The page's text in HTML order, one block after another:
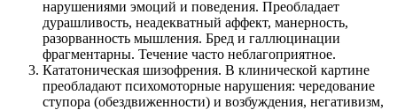
нарушениями эмоций и поведения. Преобладает
дурашливость, неадекватный аффект, манерность,
разорванность мышления. Бред и галлюцинации
фрагментарны. Течение часто неблагоприятное.
Кататоническая шизофрения. В клинической картине
преобладают психомоторные нарушения: чередование
ступора (обездвиженности) и возбуждения, негативизм,